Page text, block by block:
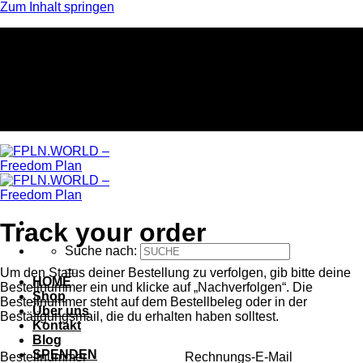
Zum Inhalt springen
Suche nach:
HOME
Shop
Über uns
Kontakt
Blog
SPENDEN
Track your order
Um den Status deiner Bestellung zu verfolgen, gib bitte deine
Bestellnummer ein und klicke auf „Nachverfolgen“. Die
Bestellnummer steht auf dem Bestellbeleg oder in der
Bestätigungsmail, die du erhalten haben solltest.
Bestellnummer Rechnungs-E-Mail